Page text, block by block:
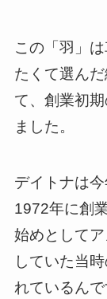
この「羽」
たくて選ん
て、創業初
ました。
デイトナは今
1972年に創
始めとして
していた当
れているんで